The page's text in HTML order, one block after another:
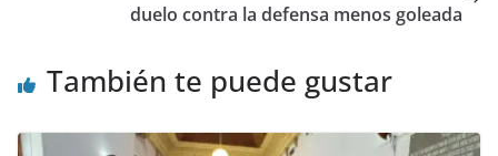
duelo contra la defensa menos goleada
También te puede gustar